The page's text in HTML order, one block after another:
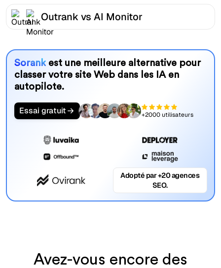
Outrank vs AI Monitor
Sorankest une meilleure alternative pour
classer votre site Web dans les IA en
autopilote.
Essai gratuit +2000 utilisateurs
Adopté par +20 agences
SEO.
Avez-vous encore des